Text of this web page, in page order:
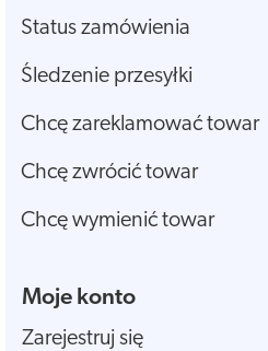
Status zamówienia
Śledzenie przesyłki
Chcę zareklamować towar
Chcę zwrócić towar
Chcę wymienić towar
Moje konto
Zarejestruj się